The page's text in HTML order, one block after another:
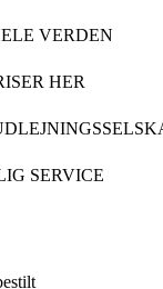
VERDEN
HER
SERVICE